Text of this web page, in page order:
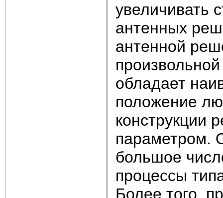
увеличивать
антенных
антенной
обладает
положение
конструкции
параметром.
большое
процессы
Более того,